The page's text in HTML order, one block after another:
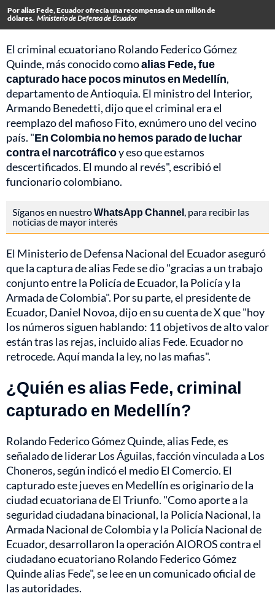
Por alias Fede, Ecuador ofrecía una recompensa de un millón de
dólares. Ministerio de Defensa de Ecuador
El criminal ecuatoriano Rolando Federico Gómez
Quinde, más conocido comoalias Fede, fue
capturado hace pocos minutos en Medellín,
departamento de Antioquia. El ministro del Interior,
Armando Benedetti, dijo que el criminal era el
reemplazo del mafioso Fito, exnúmero uno del vecino
país. "En Colombia no hemos parado de luchar
contra el narcotráficoy eso que estamos
descertificados. El mundo al revés", escribió el
funcionario colombiano.
Síganos en nuestroWhatsApp Channel, para recibir las
noticias de mayor interés
El Ministerio de Defensa Nacional del Ecuador aseguró
que la captura de alias Fede se dio "gracias a un trabajo
conjunto entre la Policía de Ecuador, la Policía y la
Armada de Colombia". Por su parte, el presidente de
Ecuador, Daniel Novoa, dijo en su cuenta de X que "hoy
los números siguen hablando: 11 objetivos de alto valor
están tras las rejas, incluido alias Fede. Ecuador no
retrocede. Aquí manda la ley, no las mafias".
¿Quién es alias Fede, criminal
capturado en Medellín?
Rolando Federico Gómez Quinde, alias Fede, es
señalado de liderar Los Águilas, facción vinculada a Los
Choneros, según indicó el medio El Comercio. El
capturado este jueves en Medellín es originario de la
ciudad ecuatoriana de El Triunfo. "Como aporte a la
seguridad ciudadana binacional, la Policía Nacional, la
Armada Nacional de Colombia y la Policía Nacional de
Ecuador, desarrollaron la operación AIOROS contra el
ciudadano ecuatoriano Rolando Federico Gómez
Quinde alias Fede", se lee en un comunicado oficial de
las autoridades.